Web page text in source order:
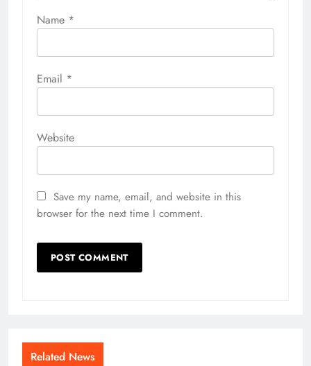
Name *
Email *
Website
Save my name, email, and website in this
browser for the next time I comment.
Related News